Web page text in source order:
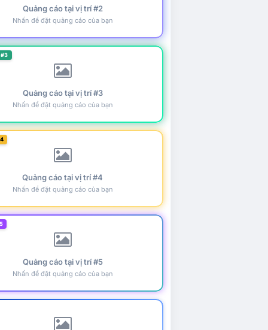
Quảng cáo tại vị trí #2
Nhấn để đặt quảng cáo của bạn
Quảng cáo tại vị trí #3
Nhấn để đặt quảng cáo của bạn
Quảng cáo tại vị trí #4
Nhấn để đặt quảng cáo của bạn
Quảng cáo tại vị trí #5
Nhấn để đặt quảng cáo của bạn